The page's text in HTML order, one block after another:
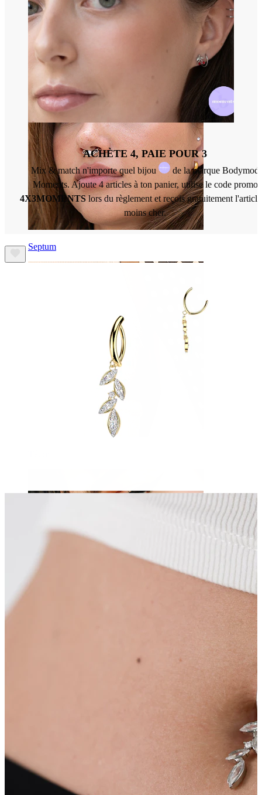
Nombril
Septum
ACHÈTE 4, PAIE POUR 3
Mix & match n'importe quel bijou
de la marque Bodymod
Moments. Ajoute 4 articles à ton panier, utilise le code promo
4X3MOMENTSlors du règlement et reçois gratuitement
moins cher.